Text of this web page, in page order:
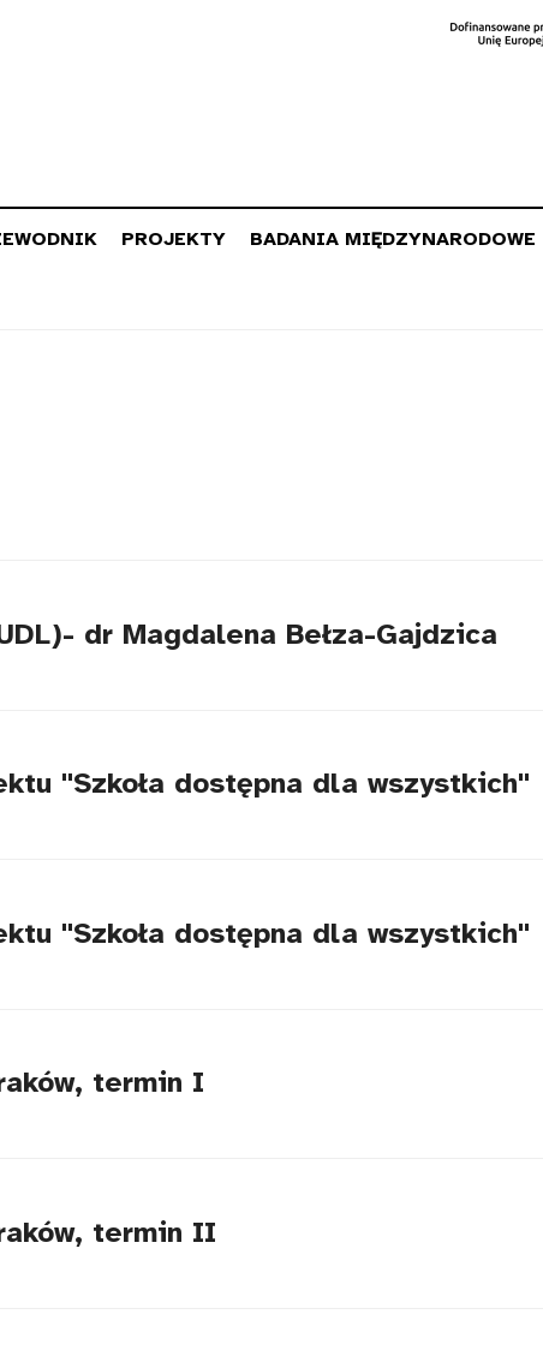
PROJEKTY BADANIA MIĘDZYNARODOWE
dr Magdalena Bełza-Gajdzica
"Szkoła dostępna dla wszystkich"
"Szkoła dostępna dla wszystkich"
termin I
termin II